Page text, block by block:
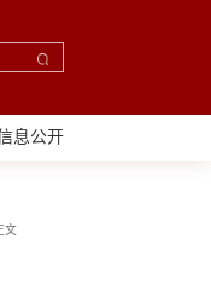
息公开
文